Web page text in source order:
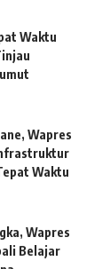
Waktu
Wapres
Waktu
Wapres
Belajar